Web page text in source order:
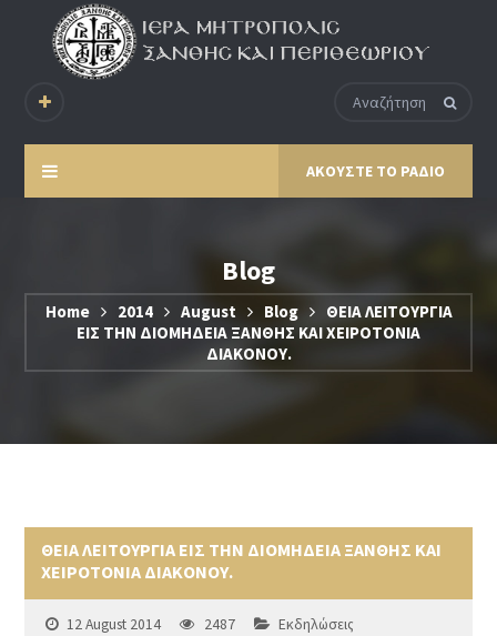
ΑΚΟΥΣΤΕ ΤΟ ΡΑΔΙΟ
Blog
Home 2014 August Blog
ΘΕΙΑ ΛΕΙΤΟΥΡΓΙΑ
ΕΙΣ ΤΗΝ ΔΙΟΜΗΔΕΙΑ ΞΑΝΘΗΣ ΚΑΙ ΧΕΙΡΟΤΟΝΙΑ
ΔΙΑΚΟΝΟΥ.
ΘΕΙΑ ΛΕΙΤΟΥΡΓΙΑ ΕΙΣ ΤΗΝ ΔΙΟΜΗΔΕΙΑ ΞΑΝΘΗΣ ΚΑΙ
ΧΕΙΡΟΤΟΝΙΑ ΔΙΑΚΟΝΟΥ.
12 August 2014 2487 Εκδηλώσεις